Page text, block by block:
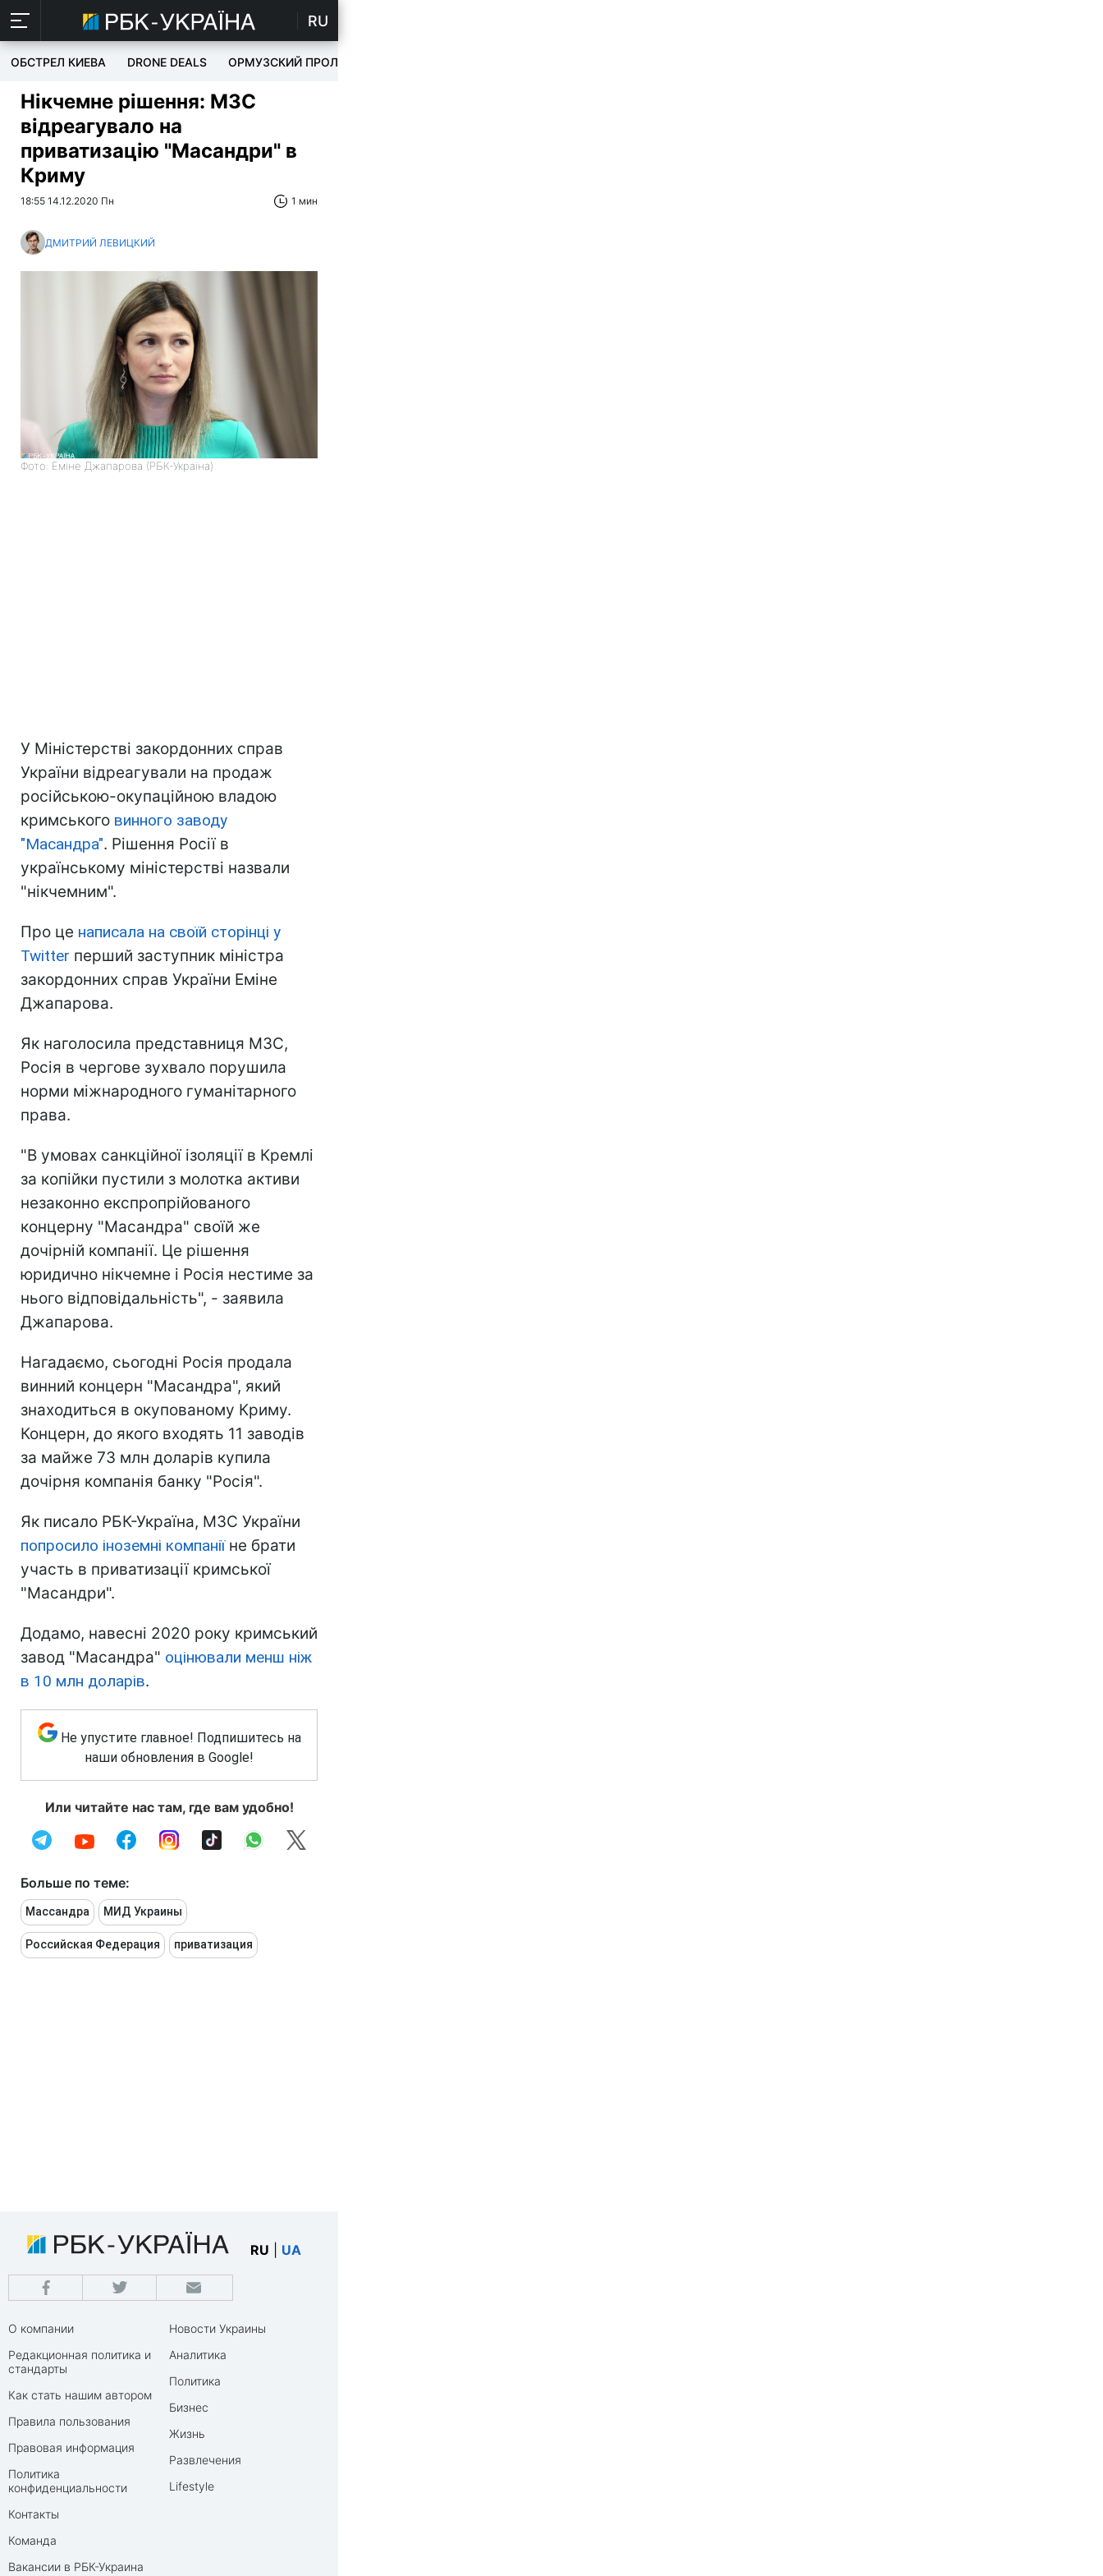
RU
ОБСТРЕЛ КИЕВА DRONE DEALS ОРМУЗСКИЙ ПРОЛИВ
Нікчемне рішення: МЗС
відреагувало на
приватизацію "Масандри" в
Криму
18:55 14.12.2020 Пн 1 мин
ДМИТРИЙ ЛЕВИЦКИЙ
Фото: Еміне Джапарова (РБК-Україна)
У Міністерстві закордонних справ
України відреагували на продаж
російською-окупаційною владою
кримського винного заводу
"Масандра". Рішення Росії в
українському міністерстві назвали
"нікчемним".
Про це написала на своїй сторінці у
Twitter перший заступник міністра
закордонних справ України Еміне
Джапарова.
Як наголосила представниця МЗС,
Росія в чергове зухвало порушила
норми міжнародного гуманітарного
права.
"В умовах санкційної ізоляції в Кремлі
за копійки пустили з молотка активи
незаконно експропрійованого
концерну "Масандра" своїй же
дочірній компанії. Це рішення
юридично нікчемне і Росія нестиме за
нього відповідальність", - заявила
Джапарова.
Нагадаємо, сьогодні Росія продала
винний концерн "Масандра", який
знаходиться в окупованому Криму.
Концерн, до якого входять 11 заводів
за майже 73 млн доларів купила
дочірня компанія банку "Росія".
Як писало РБК-Україна, МЗС України
попросило іноземні компанії не брати
участь в приватизації кримської
"Масандри".
Додамо, навесні 2020 року кримський
завод "Масандра" оцінювали менш ніж
в 10 млн доларів.
Не упустите главное! Подпишитесь на
наши обновления в Google!
Или читайте нас там, где вам удобно!
Больше по теме:
Массандра МИД Украины
Российская Федерация приватизация
RU UA
О компании
Редакционная политика и
стандарты
Как стать нашим автором
Правила пользования
Правовая информация
Политика
конфиденциальности
Контакты
Команда
Вакансии в РБК-Украина
Новости Украины
Аналитика
Политика
Бизнес
Жизнь
Развлечения
Lifestyle